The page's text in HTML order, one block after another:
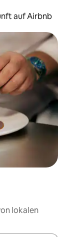
auf Airbnb
lokalen